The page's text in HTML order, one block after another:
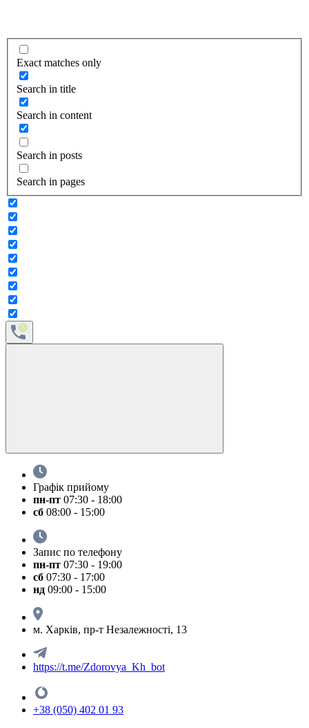
Exact matches only
Search in title
Search in content
Search in posts
Search in pages
Графік прийому
пн-пт 07:30 - 18:00
сб 08:00 - 15:00
Запис по телефону
пн-пт 07:30 - 19:00
сб 07:30 - 17:00
нд 09:00 - 15:00
м. Харків, пр-т Незалежності, 13
https://t.me/Zdorovya_Kh_bot
+38 (050) 402 01 93